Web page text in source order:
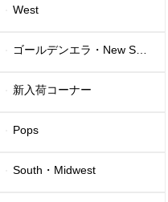
West
ゴールデンエラ・New School
新入荷コーナー
Pops
South・Midwest